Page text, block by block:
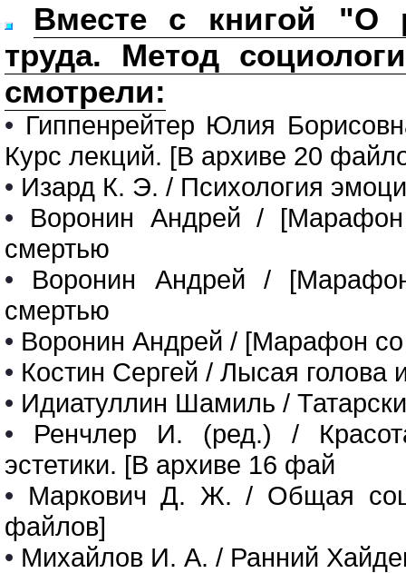
Вместе с книгой "О
труда. Метод
смотрели:
• Гиппенрейтер Юлия
Курс лекций. [В архиве 20
• Изард К. Э. / Психология
• Воронин Андрей /
смертью
• Воронин Андрей /
смертью
• Воронин Андрей / [Марафон
• Костин Сергей / Лысая голова
• Идиатуллин Шамиль /
• Ренчлер И. (ред.) /
эстетики. [В архиве 16 фай
• Маркович Д. Ж. / Общая
файлов]
• Михайлов И. А. / Ранний